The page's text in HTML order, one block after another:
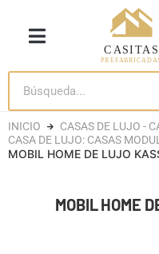
INICIO
CASAS DE LUJO -
CASA DE LUJO: CASAS
MOBIL HOME DE LUJO
MOBIL HOME